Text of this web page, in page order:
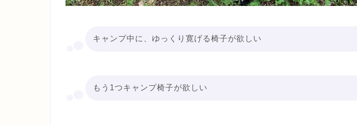
キャンプ中に、ゆっくり寛げる椅子が欲しい
もう1つキャンプ椅子が欲しい